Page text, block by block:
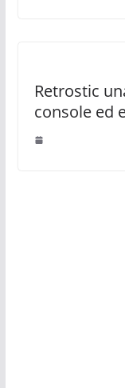
Retrostic
console ed